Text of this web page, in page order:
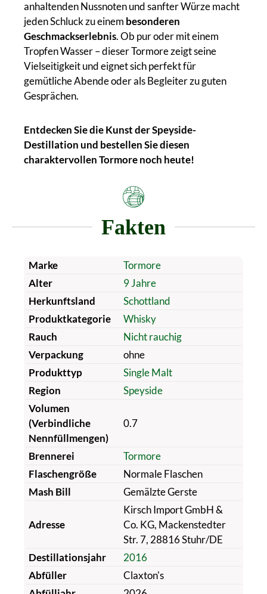
anhaltenden Nussnoten und sanfter Würze macht
jeden Schluck zu einem besonderen
Geschmackserlebnis. Ob pur oder mit einem
Tropfen Wasser – dieser Tormore zeigt seine
Vielseitigkeit und eignet sich perfekt für
gemütliche Abende oder als Begleiter zu guten
Gesprächen.
Entdecken Sie die Kunst der Speyside-
Destillation und bestellen Sie diesen
charaktervollen Tormore noch heute!
Fakten
Marke
Tormore
Alter
9 Jahre
Herkunftsland
Schottland
Produktkategorie
Whisky
Rauch
Nicht rauchig
Verpackung
ohne
Produkttyp
Single Malt
Region
Speyside
Volumen
(Verbindliche
Nennfüllmengen)
0.7
Brennerei
Tormore
Flaschengröße
Normale Flaschen
Mash Bill
Gemälzte Gerste
Adresse
Kirsch Import GmbH &
Co. KG, Mackenstedter
Str. 7, 28816 Stuhr/DE
Destillationsjahr
2016
Abfüller
Claxton's